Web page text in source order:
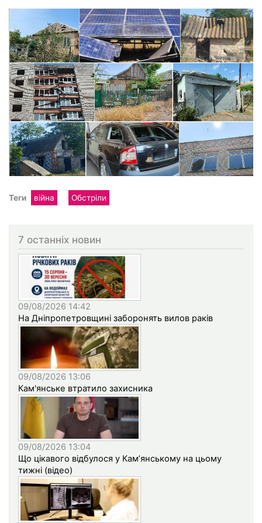
Теги війна Обстріли
7 останніх новин
09/08/2026 14:42
На Дніпропетровщині заборонять вилов раків
09/08/2026 13:06
Кам'янське втратило захисника
09/08/2026 13:04
Що цікавого відбулося у Кам’янському на цьому
тижні (відео)